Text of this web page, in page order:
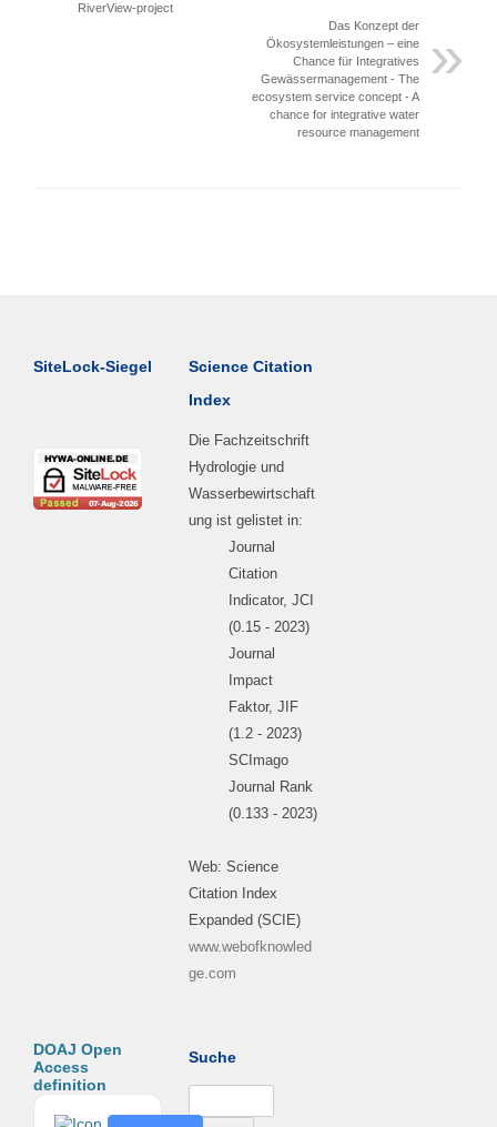
RiverView-project
Das Konzept der
Ökosystemleistungen – eine
Chance für Integratives
Gewässermanagement - The
ecosystem service concept - A
chance for integrative water
resource management
SiteLock-Siegel
Science Citation
Index
Die Fachzeitschrift
Hydrologie und
Wasserbewirtschaft
ung ist gelistet in:
Journal
Citation
Indicator, JCI
(0.15 - 2023)
Journal
Impact
Faktor, JIF
(1.2 - 2023)
SCImago
Journal Rank
(0.133 - 2023)
Web: Science
Citation Index
Expanded (SCIE)
www.webofknowled
ge.com
DOAJ Open
Access
definition
Suche
nach: